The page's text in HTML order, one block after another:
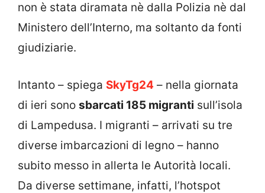
non è stata diramata nè dalla Polizia nè dal
Ministero dell’Interno, ma soltanto da fonti
giudiziarie.
Intanto – spiega SkyTg24 – nella giornata
di ieri sono sbarcati 185 migranti sull’isola
di Lampedusa. I migranti – arrivati su tre
diverse imbarcazioni di legno – hanno
subito messo in allerta le Autorità locali.
Da diverse settimane, infatti, l’hotspot